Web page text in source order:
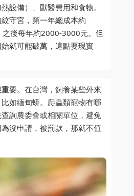
設備）、獸醫費用和食物。
守宮，第一年總成本約
後每年約2000-3000元。但
就可能破萬，這點要現實
要。在台灣，飼養某些外來
如緬甸蟒。爬蟲類寵物有哪
詢農委會或相關單位，避免
沒申請，被罰款，那就不值